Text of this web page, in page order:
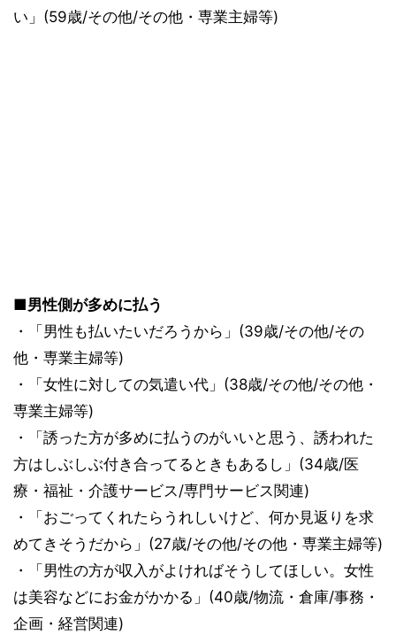
い」(59歳/その他/その他・専業主婦等)
■男性側が多めに払う
・「男性も払いたいだろうから」(39歳/その他/その
他・専業主婦等)
・「女性に対しての気遣い代」(38歳/その他/その他・
専業主婦等)
・「誘った方が多めに払うのがいいと思う、誘われた
方はしぶしぶ付き合ってるときもあるし」(34歳/医
療・福祉・介護サービス/専門サービス関連)
・「おごってくれたらうれしいけど、何か見返りを求
めてきそうだから」(27歳/その他/その他・専業主婦等)
・「男性の方が収入がよければそうしてほしい。女性
は美容などにお金がかかる」(40歳/物流・倉庫/事務・
企画・経営関連)